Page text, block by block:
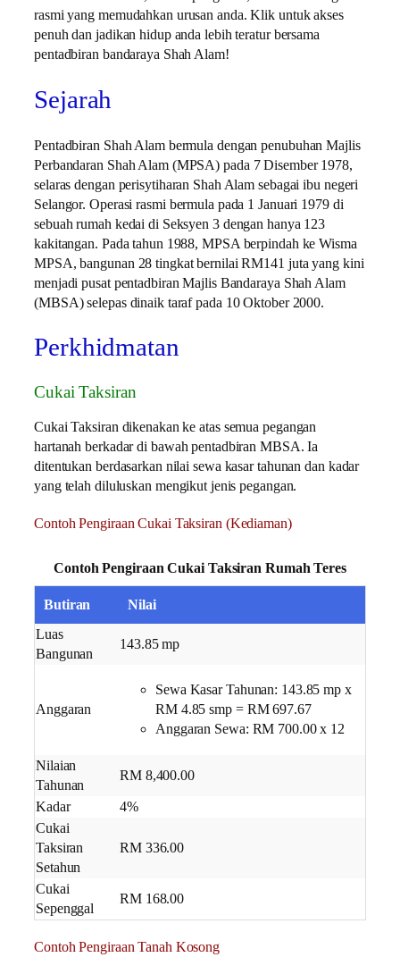
rasmi yang memudahkan urusan anda. Klik untuk akses
penuh dan jadikan hidup anda lebih teratur bersama
pentadbiran bandaraya Shah Alam!
Sejarah
Pentadbiran Shah Alam bermula dengan penubuhan Majlis
Perbandaran Shah Alam (MPSA) pada 7 Disember 1978,
selaras dengan perisytiharan Shah Alam sebagai ibu negeri
Selangor. Operasi rasmi bermula pada 1 Januari 1979 di
sebuah rumah kedai di Seksyen 3 dengan hanya 123
kakitangan. Pada tahun 1988, MPSA berpindah ke Wisma
MPSA, bangunan 28 tingkat bernilai RM141 juta yang kini
menjadi pusat pentadbiran Majlis Bandaraya Shah Alam
(MBSA) selepas dinaik taraf pada 10 Oktober 2000.
Perkhidmatan
Cukai Taksiran
Cukai Taksiran dikenakan ke atas semua pegangan
hartanah berkadar di bawah pentadbiran MBSA. Ia
ditentukan berdasarkan nilai sewa kasar tahunan dan kadar
yang telah diluluskan mengikut jenis pegangan.
Contoh Pengiraan Cukai Taksiran (Kediaman)
Contoh Pengiraan Cukai Taksiran Rumah Teres
Butiran
Nilai
Luas
Bangunan
143.85 mp
Anggaran
Sewa Kasar Tahunan: ​143.85 mp x
RM 4.85 smp = RM 697.67
​Anggaran Sewa: RM 700.00 x 12
Nilaian
Tahunan
RM 8,400.00
Kadar
4%
Cukai
Taksiran
Setahun
RM 336.00
Cukai
Sepenggal
RM 168.00
Contoh Pengiraan Tanah Kosong